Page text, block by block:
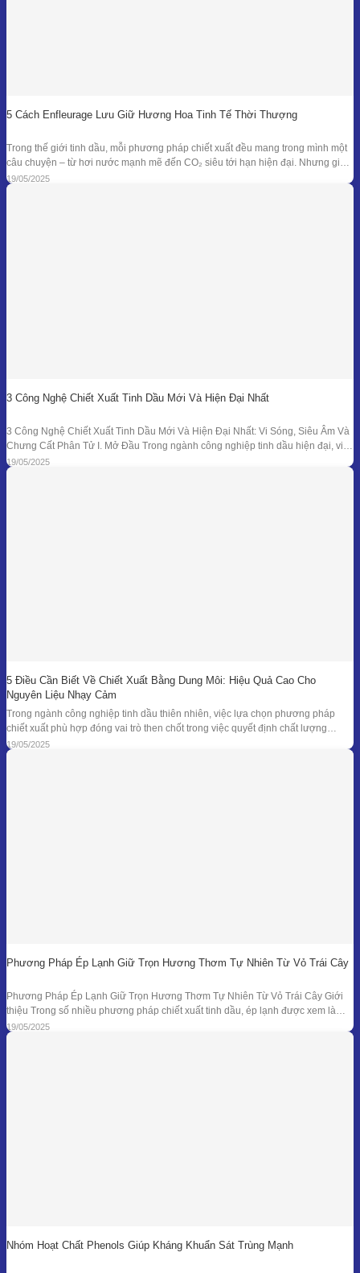
5 Cách Enfleurage Lưu Giữ Hương Hoa Tinh Tế Thời Thượng
Trong thế giới tinh dầu, mỗi phương pháp chiết xuất đều mang trong mình một
câu chuyện – từ hơi nước mạnh mẽ đến CO₂ siêu tới hạn hiện đại. Nhưng giữa
dòng chảy công nghệ ấy, enfleurage – một kỹ thuật cổ xưa và tinh tế – vẫn tồn
tại như một biểu tượng
19/05/2025
3 Công Nghệ Chiết Xuất Tinh Dầu Mới Và Hiện Đại Nhất
3 Công Nghệ Chiết Xuất Tinh Dầu Mới Và Hiện Đại Nhất: Vi Sóng, Siêu Âm Và
Chưng Cất Phân Tử I. Mở Đầu Trong ngành công nghiệp tinh dầu hiện đại, việc
tối ưu hóa hiệu suất chiết xuất, giữ nguyên hương thơm và hoạt chất trị liệu là
mục tiêu hàng đầu. Bên
19/05/2025
5 Điều Cần Biết Về Chiết Xuất Bằng Dung Môi: Hiệu Quả Cao Cho
Nguyên Liệu Nhạy Cảm
Trong ngành công nghiệp tinh dầu thiên nhiên, việc lựa chọn phương pháp
chiết xuất phù hợp đóng vai trò then chốt trong việc quyết định chất lượng
thành phẩm – đặc biệt là đối với những loại nguyên liệu cao cấp và nhạy cảm.
Khi các phương pháp truyền thống như chưng cất lôi
19/05/2025
Phương Pháp Ép Lạnh Giữ Trọn Hương Thơm Tự Nhiên Từ Vỏ Trái Cây
Phương Pháp Ép Lạnh Giữ Trọn Hương Thơm Tự Nhiên Từ Vỏ Trái Cây Giới
thiệu Trong số nhiều phương pháp chiết xuất tinh dầu, ép lạnh được xem là
một trong những kỹ thuật đối với nguyên liệu đặc thù – đặc biệt là vỏ các loại
quả có mùi hương tươi mát như
19/05/2025
Nhóm Hoạt Chất Phenols Giúp Kháng Khuẩn Sát Trùng Mạnh